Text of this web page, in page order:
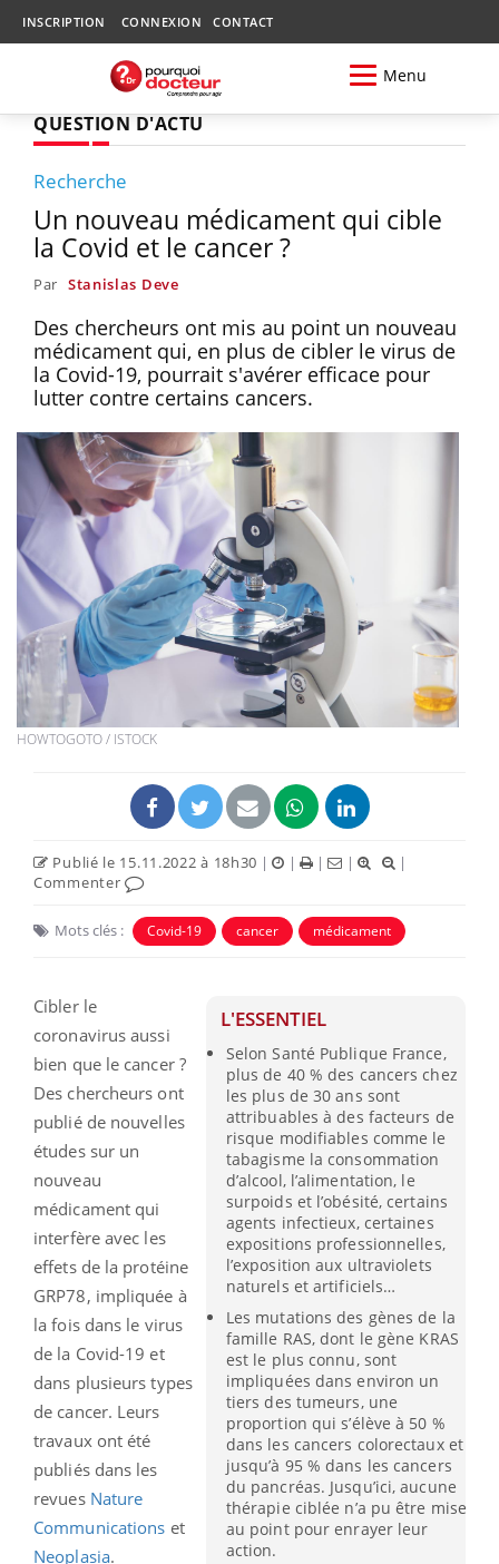
INSCRIPTION CONNEXION CONTACT
Menu
QUESTION D'ACTU
Recherche
Un nouveau médicament qui cible
la Covid et le cancer ?
Par Stanislas Deve
Des chercheurs ont mis au point un nouveau
médicament qui, en plus de cibler le virus de
la Covid-19, pourrait s'avérer efficace pour
lutter contre certains cancers.
HOWTOGOTO / ISTOCK
Publié le 15.11.2022 à 18h30 | | | |
|
Commenter
Mots clés : Covid-19 cancer médicament
L'ESSENTIEL
Selon Santé Publique France,
plus de 40 % des cancers chez
les plus de 30 ans sont
attribuables à des facteurs de
risque modifiables comme le
tabagisme la consommation
d’alcool, l’alimentation, le
surpoids et l’obésité, certains
agents infectieux, certaines
expositions professionnelles,
l’exposition aux ultraviolets
naturels et artificiels…
Les mutations des gènes de la
famille RAS, dont le gène KRAS
est le plus connu, sont
impliquées dans environ un
tiers des tumeurs, une
proportion qui s’élève à 50 %
dans les cancers colorectaux et
jusqu’à 95 % dans les cancers
du pancréas. Jusqu’ici, aucune
thérapie ciblée n’a pu être mise
au point pour enrayer leur
action.
Cibler le
coronavirus aussi
bien que le cancer ?
Des chercheurs ont
publié de nouvelles
études sur un
nouveau
médicament qui
interfère avec les
effets de la protéine
GRP78, impliquée à
la fois dans le virus
de la Covid-19 et
dans plusieurs types
de cancer. Leurs
travaux ont été
publiés dans les
revues Nature
Communications et
Neoplasia.